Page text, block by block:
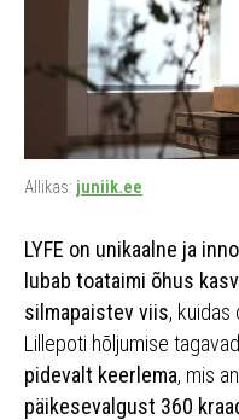
Allikas: juniik.ee
LYFE on unikaalne ja
lubab toataimi õhus
silmapaistev viis, kuidas
Lillepoti hõljumise tagavad
pidevalt keerlema, mis
päikesevalgust 360